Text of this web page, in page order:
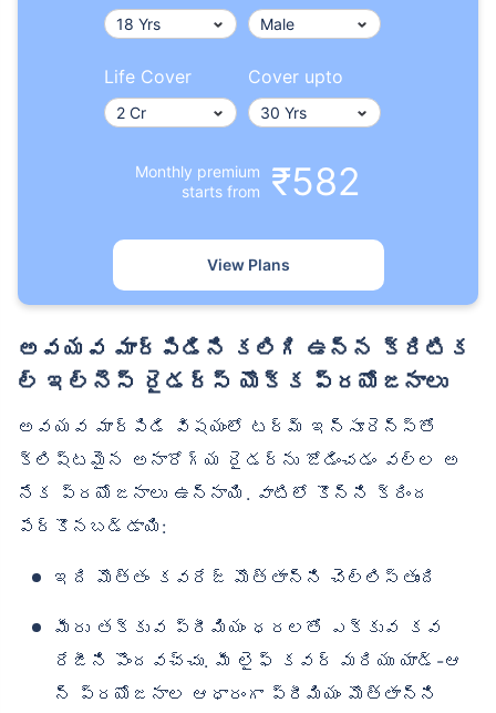
Life Cover Cover upto
Monthly premium
starts from
₹582
View Plans
అవయవ మార్పిడిని కలిగి ఉన్న క్రిటిక
ల్ ఇల్‌నెస్ రైడర్స్ యొక్క ప్రయోజనాలు
అవయవ మార్పిడి విషయంలో టర్మ్ ఇన్సూరెన్స్‌తో
క్లిష్టమైన అనారోగ్య రైడర్‌ను జోడించడం వల్ల అ
నేక ప్రయోజనాలు ఉన్నాయి. వాటిలో కొన్ని క్రింద
పేర్కొనబడ్డాయి:
ఇది మొత్తం కవరేజ్ మొత్తాన్ని చెల్లిస్తుంది
మీరు తక్కువ ప్రీమియం ధరలతో ఎక్కువ కవ
రేజీని పొందవచ్చు. మీ లైఫ్ కవర్ మరియు యాడ్-ఆ
న్ ప్రయోజనాల ఆధారంగా ప్రీమియం మొత్తాన్ని